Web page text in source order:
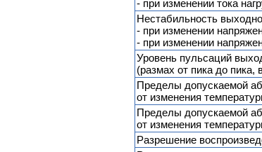
- при изменении тока
Нестабильность
- при изменении
- при изменении
Уровень пульсаций
(размах от пика до
Пределы допускаемой
от изменения
Пределы допускаемой
от изменения
Разрешение